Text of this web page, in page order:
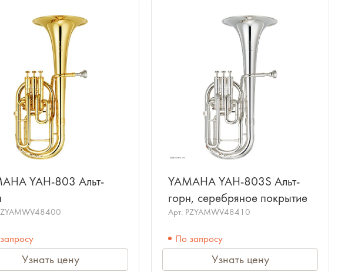
YAH-803 Альт-
Узнать цену
YAMAHA YAH-803S Альт-
горн, серебряное покрытие
Арт. PZYAMWV48410
По запросу
Узнать цену